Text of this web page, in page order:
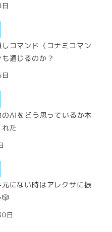
コマンド（コナミコマン
通じるのか？
AIをどう思っているか本
た
にない時はアレクサに振
🎲
日